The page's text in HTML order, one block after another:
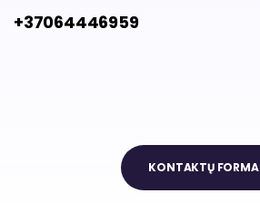
+37064446959
KONTAKTŲ FORMA